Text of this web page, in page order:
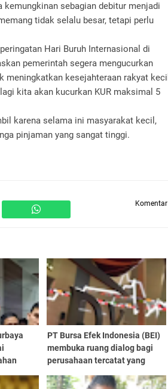
kemungkinan sebagian debitur menjadi
tidak selalu besar, tetapi perlu
Hari Buruh Internasional di
pemerintah segera mengucurkan
meningkatkan kesejahteraan rakyat kecil
kita akan kucurkan KUR maksimal 5
karena selama ini masyarakat kecil,
pinjaman yang sangat tinggi.
Komentar
PT Bursa Efek Indonesia (BEI)
membuka ruang dialog bagi
perusahaan tercatat yang
shareholding concentration